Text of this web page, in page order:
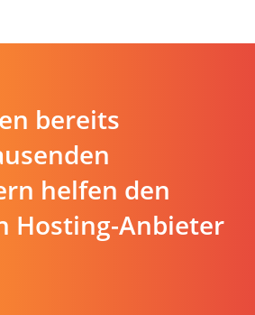
bereits
helfen den
Hosting-Anbieter